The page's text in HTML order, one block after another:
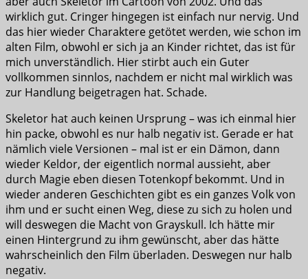
wirklich gut. Cringer hingegen ist einfach nur nervig. Und
das hier wieder Charaktere getötet werden, wie schon im
alten Film, obwohl er sich ja an Kinder richtet, das ist für
mich unverständlich. Hier stirbt auch ein Guter
vollkommen sinnlos, nachdem er nicht mal wirklich was
zur Handlung beigetragen hat. Schade.
Skeletor hat auch keinen Ursprung – was ich einmal hier
hin packe, obwohl es nur halb negativ ist. Gerade er hat
nämlich viele Versionen – mal ist er ein Dämon, dann
wieder Keldor, der eigentlich normal aussieht, aber
durch Magie eben diesen Totenkopf bekommt. Und in
wieder anderen Geschichten gibt es ein ganzes Volk von
ihm und er sucht einen Weg, diese zu sich zu holen und
will deswegen die Macht von Grayskull. Ich hätte mir
einen Hintergrund zu ihm gewünscht, aber das hätte
wahrscheinlich den Film überladen. Deswegen nur halb
negativ.